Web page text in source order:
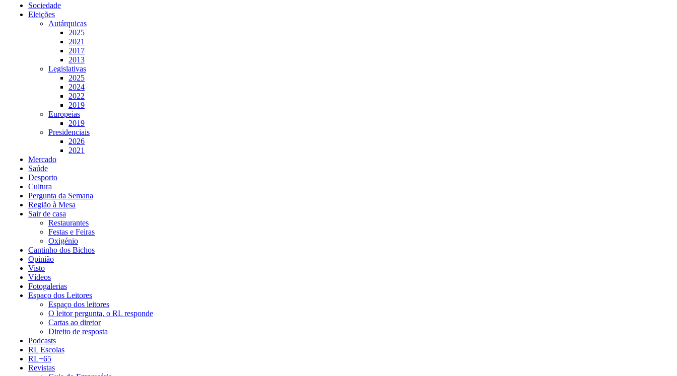
Sociedade
Eleições
Autárquicas
2025
2021
2017
2013
Legislativas
2025
2024
2022
2019
Europeias
2019
Presidenciais
2026
2021
Mercado
Saúde
Desporto
Cultura
Pergunta da Semana
Região à Mesa
Sair de casa
Restaurantes
Festas e Feiras
Oxigénio
Cantinho dos Bichos
Opinião
Visto
Vídeos
Fotogalerias
Espaço dos Leitores
Espaço dos leitores
O leitor pergunta, o RL responde
Cartas ao diretor
Direito de resposta
Podcasts
RL Escolas
RL+65
Revistas